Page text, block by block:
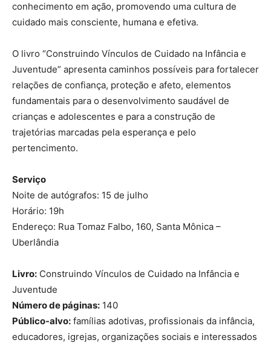
conhecimento em ação, promovendo uma cultura de
cuidado mais consciente, humana e efetiva.
O livro “Construindo Vínculos de Cuidado na Infância e
Juventude” apresenta caminhos possíveis para fortalecer
relações de confiança, proteção e afeto, elementos
fundamentais para o desenvolvimento saudável de
crianças e adolescentes e para a construção de
trajetórias marcadas pela esperança e pelo
pertencimento.
Serviço
Noite de autógrafos: 15 de julho
Horário: 19h
Endereço: Rua Tomaz Falbo, 160, Santa Mônica –
Uberlândia
Livro: Construindo Vínculos de Cuidado na Infância e
Juventude
Número de páginas: 140
Público-alvo: famílias adotivas, profissionais da infância,
educadores, igrejas, organizações sociais e interessados